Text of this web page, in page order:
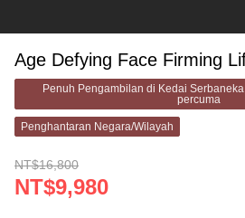
Age Defying Face Firming
Penuh Pengambilan di Kedai
percuma
Penghantaran Negara/Wilayah
NT$16,800
NT$9,980